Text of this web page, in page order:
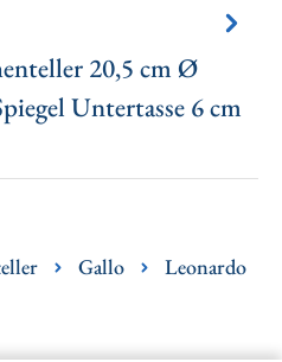
20,5 cm Ø
Untertasse 6 cm
Gallo
Leonardo